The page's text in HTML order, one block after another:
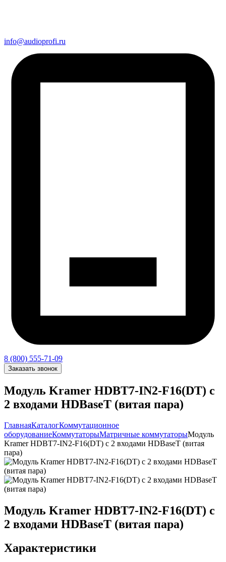
info@audioprofi.ru
8 (800) 555-71-09
Заказать звонок
Модуль Kramer HDBT7-IN2-F16(DT) c
2 входами HDBaseT (витая пара)
ГлавнаяКаталогКоммутационное
оборудованиеКоммутаторыМатричные коммутаторыМодуль
Kramer HDBT7-IN2-F16(DT) c 2 входами HDBaseT (витая
пара)
Модуль Kramer HDBT7-IN2-F16(DT) c
2 входами HDBaseT (витая пара)
Характеристики